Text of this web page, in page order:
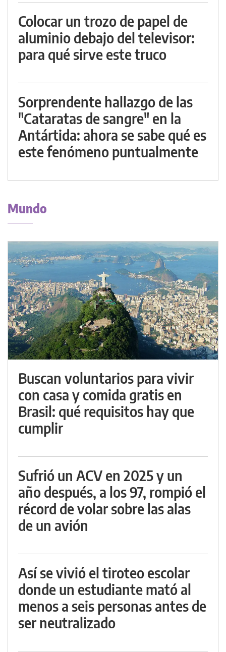
Colocar un trozo de papel de
aluminio debajo del televisor:
para qué sirve este truco
Sorprendente hallazgo de las
"Cataratas de sangre" en la
Antártida: ahora se sabe qué es
este fenómeno puntualmente
Mundo
Buscan voluntarios para vivir
con casa y comida gratis en
Brasil: qué requisitos hay que
cumplir
Sufrió un ACV en 2025 y un
año después, a los 97, rompió el
récord de volar sobre las alas
de un avión
Así se vivió el tiroteo escolar
donde un estudiante mató al
menos a seis personas antes de
ser neutralizado